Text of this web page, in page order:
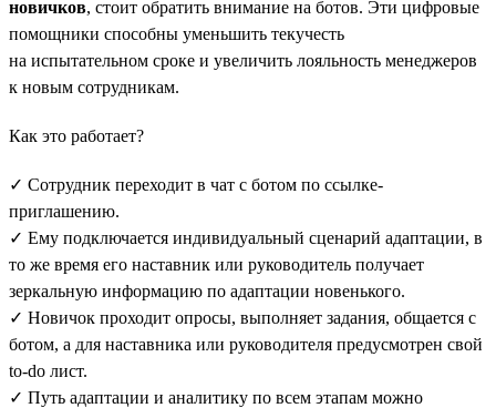
новичков, стоит обратить внимание на ботов. Эти цифровые
помощники способны уменьшить текучесть
на испытательном сроке и увеличить лояльность менеджеров
к новым сотрудникам.
Как это работает?
✓ Сотрудник переходит в чат с ботом по ссылке-
приглашению.
✓ Ему подключается индивидуальный сценарий адаптации, в
то же время его наставник или руководитель получает
зеркальную информацию по адаптации новенького.
✓ Новичок проходит опросы, выполняет задания, общается с
ботом, а для наставника или руководителя предусмотрен свой
to-do лист.
✓ Путь адаптации и аналитику по всем этапам можно